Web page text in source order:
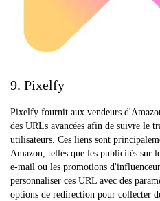
9. Pixelfy
Pixelfy fournit aux vendeurs
des URLs avancées afin de suivre le
utilisateurs. Ces liens sont
Amazon, telles que les publicités sur
e-mail ou les promotions
personnaliser ces URL avec des
options de redirection pour collecter